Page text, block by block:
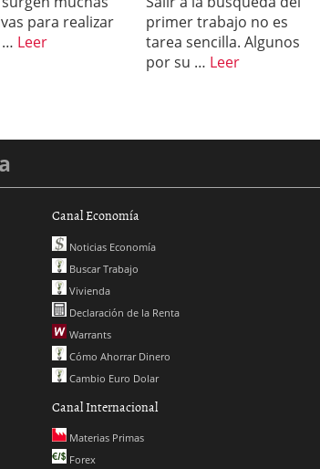
para realizar
… Leer
primer trabajo no es
tarea sencilla. Algunos
por su … Leer
Canal Economía
Noticias Economía
Buscar Trabajo
Vivienda
Declaración de la Renta
Warrants
Cómo Ahorrar Dinero
Cambio Euro Dolar
Canal Internacional
Materias Primas
Forex